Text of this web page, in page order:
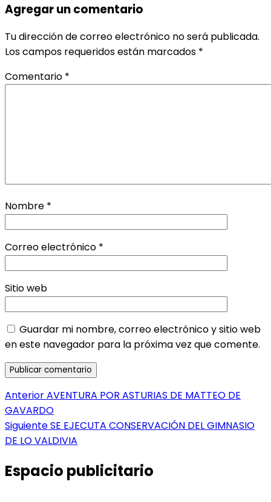
Agregar un comentario
Tu dirección de correo electrónico no será publicada.
Los campos requeridos están marcados *
Comentario *
Nombre *
Correo electrónico *
Sitio web
Guardar mi nombre, correo electrónico y sitio web
en este navegador para la próxima vez que comente.
Navegación
de
entradas
AnteriorEntrada
anterior:
AVENTURA POR ASTURIAS DE MATTEO DE
GAVARDO
SiguienteEntrada
siguiente:
SE EJECUTA CONSERVACIÓN DEL GIMNASIO
DE LO VALDIVIA
Espacio publicitario